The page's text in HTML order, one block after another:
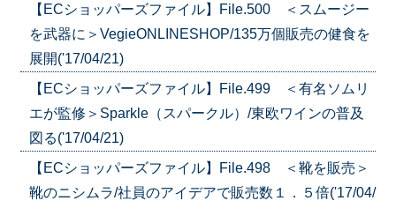
【ECショッパーズファイル】File.500 ＜スムージー
を武器に＞VegieONLINESHOP/135万個販売の健食を
展開('17/04/21)
【ECショッパーズファイル】File.499 ＜有名ソムリ
エが監修＞Sparkle（スパークル）/東欧ワインの普及
図る('17/04/21)
【ECショッパーズファイル】File.498 ＜靴を販売＞
靴のニシムラ/社員のアイデアで販売数１．５倍('17/04/